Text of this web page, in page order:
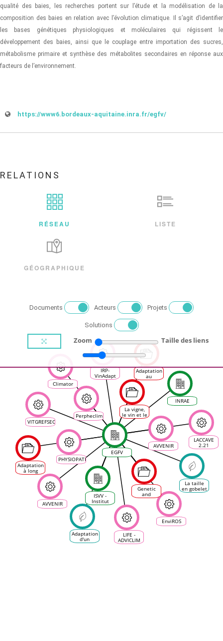
qualité des baies, les recherches portent sur l’étude et la modélisation de la
composition des baies en relation avec l’évolution climatique. Il s’agit d’identifier
les bases génétiques physiologiques et moléculaires qui régissent le
développement des baies, ainsi que le couplage entre importation des sucres,
métabolisme primaire et synthèse des métabolites secondaires en réponse aux
facteurs de l’environnement.
https://www6.bordeaux-aquitaine.inra.fr/egfv/
RELATIONS
RÉSEAU LISTE
GÉOGRAPHIQUE
Documents Acteurs Projets
Solutions
Zoom Taille des liens
EGFV
Adaptation
à long
terme au
changement
climatique
viticulture
oenologie
ISVV -
Institut
des
Sciences
de la
Vigne et
du Vin
INRAE
LIFE -
ADVICLIM
La taille
en gobelet
comme
d'adaptation
Adaptation
d'un
cépage
LACCAVE
2.21
La vigne,
le vin et le
changement
climatique
en France
Climator
Perpheclim
AVVENIR
IRP-
VinAdapt
VITGREFSEC
EnviROS
Genetic
and
Genomic
Approaches
Adaptation
Grapevine
to Climate
Change
AVVENIR
Adaptation
au
changement
climatique
agronomie
viticole
PHYSIOPATH